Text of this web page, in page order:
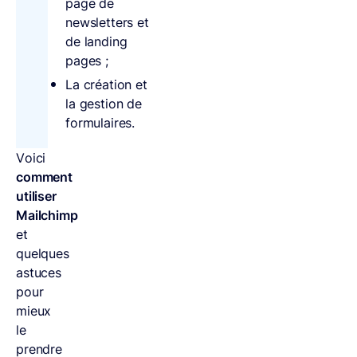
newsletters et
de landing
pages ;
La création et
la gestion de
formulaires.
Voici
comment
utiliser
Mailchimp
et
quelques
astuces
pour
mieux
le
prendre